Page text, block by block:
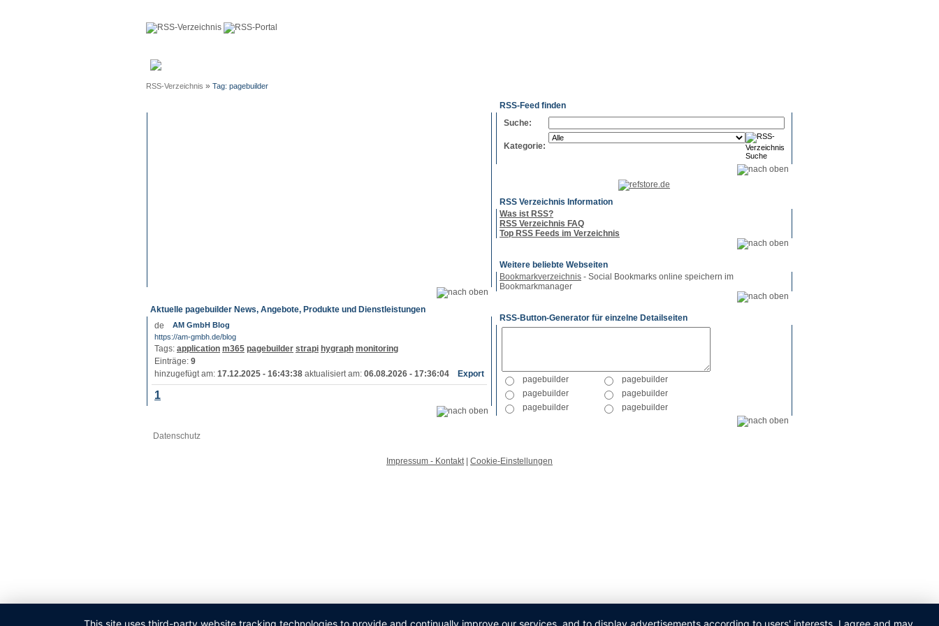
RSS-Verzeichnis » Tag: pagebuilder
Aktuelle pagebuilder News, Angebote, Produkte und Dienstleistungen
AM GmbH Blog
https://am-gmbh.de/blog
Tags: application m365 pagebuilder strapi hygraph monitoring
Einträge: 9
hinzugefügt am: 17.12.2025 - 16:43:38 aktualisiert am: 06.08.2026 - 17:36:04 Export
1
RSS-Feed finden
Suche:
Kategorie:
RSS Verzeichnis Information
Was ist RSS?
RSS Verzeichnis FAQ
Top RSS Feeds im Verzeichnis
Weitere beliebte Webseiten
Bookmarkverzeichnis - Social Bookmarks online speichern im
Bookmarkmanager
RSS-Button-Generator für einzelne Detailseiten
Datenschutz
Impressum - Kontakt| Cookie-Einstellungen
This site uses third-party website tracking technologies to provide and continually improve our services, and to display advertisements according to users' interests. I agree and may